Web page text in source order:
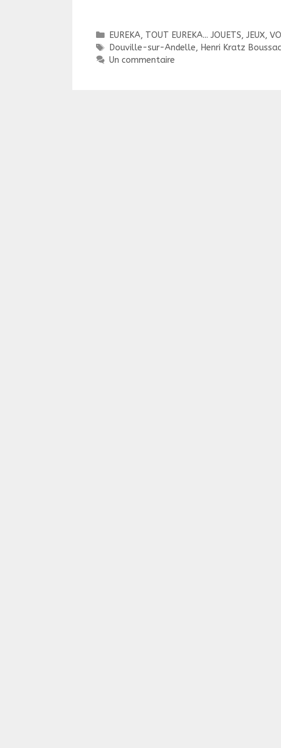
Catégories
EUREKA, TOUT EUREKA... JOUETS, JEUX,
Étiquettes
Douville-sur-Andelle, Henri Kratz Boussac
Un commentaire